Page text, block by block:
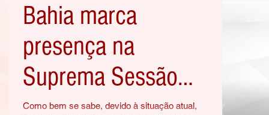
Bahia marca
presença na
Suprema Sessão
Virtual de 2020
Como bem se sabe, devido à situação atual,